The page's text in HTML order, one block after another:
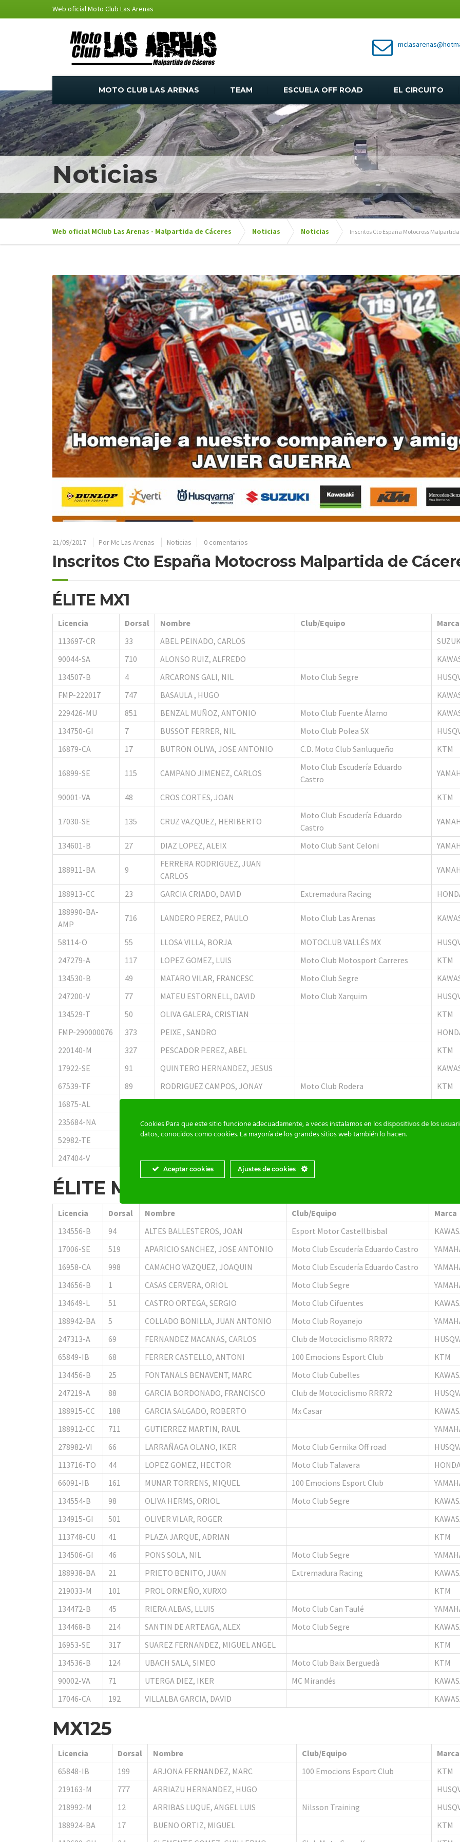
Web oficial Moto Club Las Arenas
MOTO CLUB LAS ARENAS TEAM ESCUELA OFF ROAD EL CIRCUITO
Noticias
Web oficial MClub Las Arenas - Malpartida de Cáceres Noticias Noticias Inscritos Cto España Motocross
21/09/2017 Por Mc Las Arenas Noticias 0 comentarios
Inscritos Cto España Motocross Malpartida de
ÉLITE MX1
Licencia Dorsal Nombre Club/Equipo
Marca
113697-CR
33 ABEL PEINADO, CARLOS
90044-SA
710 ALONSO RUIZ, ALFREDO
134507-B
4 ARCARONS GALI, NIL Moto Club Segre
FMP-222017
747 BASAULA , HUGO
229426-MU
851 BENZAL MUÑOZ, ANTONIO Moto Club Fuente Álamo
134750-GI
7 BUSSOT FERRER, NIL Moto Club Polea SX
16879-CA
17 BUTRON OLIVA, JOSE ANTONIO C.D. Moto Club Sanluqueño KTM
16899-SE 115 CAMPANO JIMENEZ, CARLOS
Moto Club Escudería Eduardo
Castro
90001-VA 48 CROS CORTES, JOAN KTM
17030-SE 135 CRUZ VAZQUEZ, HERIBERTO
Moto Club Escudería Eduardo
Castro
134601-B 27 DIAZ LOPEZ, ALEIX Moto Club Sant Celoni
188911-BA 9
FERRERA RODRIGUEZ, JUAN
CARLOS
188913-CC 23 GARCIA CRIADO, DAVID Extremadura Racing
188990-BA-
AMP
716 LANDERO PEREZ, PAULO Moto Club Las Arenas
58114-O 55 LLOSA VILLA, BORJA MOTOCLUB VALLÉS MX
247279-A
117 LOPEZ GOMEZ, LUIS Moto Club Motosport Carreres
KTM
134530-B
49 MATARO VILAR, FRANCESC Moto Club Segre
247200-V
77 MATEU ESTORNELL, DAVID Moto Club Xarquim
134529-T
50 OLIVA GALERA, CRISTIAN
KTM
FMP-290000076
373 PEIXE , SANDRO
220140-M
327 PESCADOR PEREZ, ABEL
KTM
17922-SE
91 QUINTERO HERNANDEZ, JESUS
67539-TF
89 RODRIGUEZ CAMPOS, JONAY Moto Club Rodera
KTM
16875-AL
235684-NA
VALENTIN LASHERAS, ANDER
52982-TE
VALERA RODRIGUEZ, SERGIO
247404-V
ZARAGOZA BELTRAN, JORGE Moto Club Ciutat d´Albaida
ÉLITE MX2
Licencia Dorsal Nombre Club/Equipo
Marca
134556-B
94 ALTES BALLESTEROS, JOAN Esport Motor Castellbisbal
17006-SE
519 APARICIO SANCHEZ, JOSE ANTONIO Moto Club Escudería Eduardo Castro
16958-CA
998 CAMACHO VAZQUEZ, JOAQUIN Moto Club Escudería Eduardo Castro
134656-B
1 CASAS CERVERA, ORIOL Moto Club Segre
134649-L
51 CASTRO ORTEGA, SERGIO Moto Club Cifuentes
188942-BA
5 COLLADO BONILLA, JUAN ANTONIO Moto Club Royanejo
247313-A
69 FERNANDEZ MACANAS, CARLOS Club de Motociclismo RRR72
65849-IB
68 FERRER CASTELLO, ANTONI 100 Emocions Esport Club
KTM
134456-B
25 FONTANALS BENAVENT, MARC Moto Club Cubelles
247219-A
88 GARCIA BORDONADO, FRANCISCO Club de Motociclismo RRR72
188915-CC
188 GARCIA SALGADO, ROBERTO Mx Casar
188912-CC
711 GUTIERREZ MARTIN, RAUL
278982-VI
66 LARRAÑAGA OLANO, IKER Moto Club Gernika Off road
113716-TO
44 LOPEZ GOMEZ, HECTOR Moto Club Talavera
HONDA
66091-IB
161 MUNAR TORRENS, MIQUEL 100 Emocions Esport Club
134554-B
98 OLIVA HERMS, ORIOL Moto Club Segre
134915-GI
501 OLIVER VILAR, ROGER
113748-CU
41 PLAZA JARQUE, ADRIAN
KTM
134506-GI
46 PONS SOLA, NIL Moto Club Segre
188938-BA
21 PRIETO BENITO, JUAN Extremadura Racing
219033-M
101 PROL ORMEÑO, XURXO
KTM
134472-B
45 RIERA ALBAS, LLUIS Moto Club Can Taulé
134468-B
214 SANTIN DE ARTEAGA, ALEX Moto Club Segre
16953-SE
317 SUAREZ FERNANDEZ, MIGUEL ANGEL
KTM
134536-B
124 UBACH SALA, SIMEO Moto Club Baix Berguedà
KTM
90002-VA
71 UTERGA DIEZ, IKER MC Mirandés
17046-CA
192 VILLALBA GARCIA, DAVID
MX125
Licencia Dorsal Nombre Club/Equipo
Marca
65848-IB
199 ARJONA FERNANDEZ, MARC 100 Emocions Esport Club
KTM
219163-M
777 ARRIAZU HERNANDEZ, HUGO
218992-M
12 ARRIBAS LUQUE, ANGEL LUIS Nilsson Training
188924-BA
17 BUENO ORTIZ, MIGUEL
KTM
Cookies Para que este sitio funcione adecuadamente, a veces instalamos en los dispositivos de los
datos, conocidos como cookies. La mayoría de los grandes sitios web también lo hacen.
Aceptar cookies Ajustes de cookies